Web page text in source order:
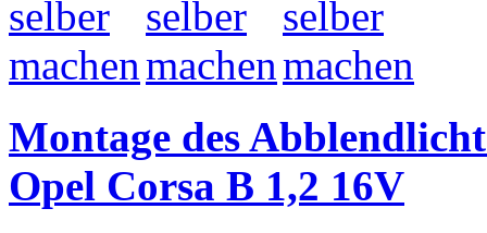
Montage des
Opel Corsa B 1,2 16V